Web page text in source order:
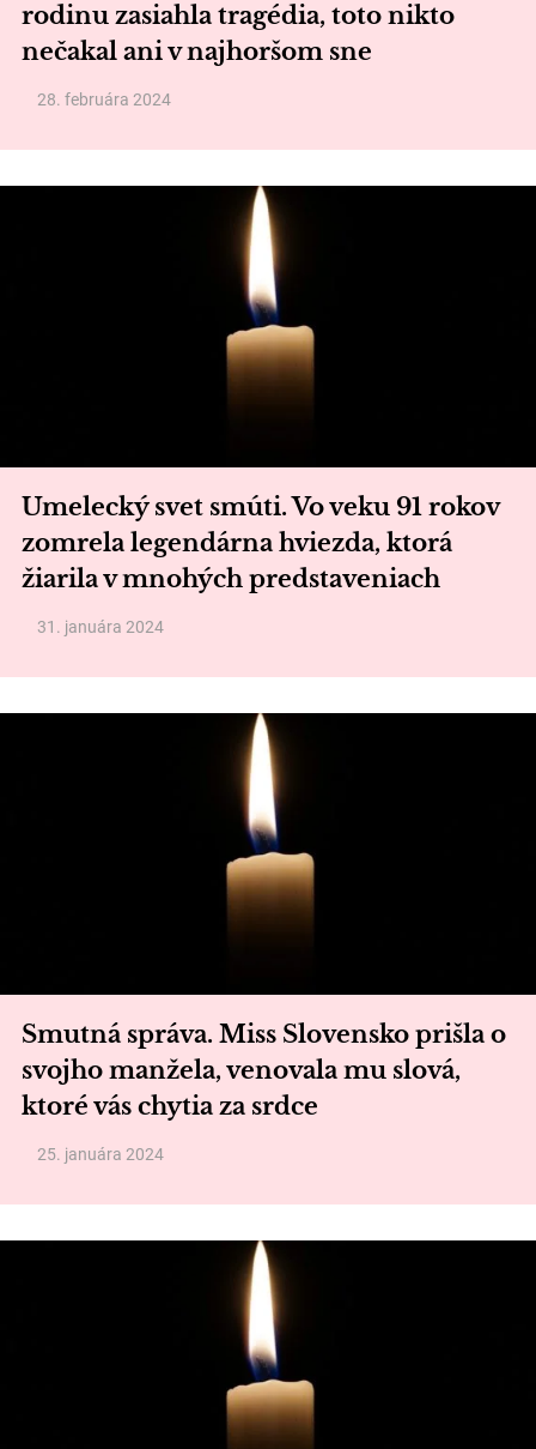
rodinu zasiahla tragédia, toto nikto
nečakal ani v najhoršom sne
28. februára 2024
Umelecký svet smúti. Vo veku 91 rokov
zomrela legendárna hviezda, ktorá
žiarila v mnohých predstaveniach
31. januára 2024
Smutná správa. Miss Slovensko prišla o
svojho manžela, venovala mu slová,
ktoré vás chytia za srdce
25. januára 2024